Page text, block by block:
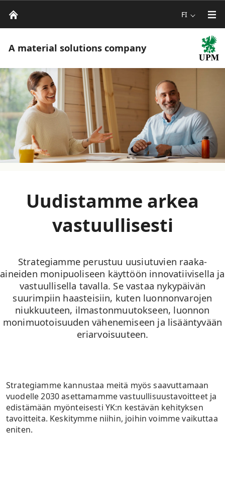
FI
A material solutions company
Uudistamme arkea
vastuullisesti
Strategiamme perustuu uusiutuvien raaka-
aineiden monipuoliseen käyttöön innovatiivisella ja
vastuullisella tavalla. Se vastaa nykypäivän
suurimpiin haasteisiin, kuten luonnonvarojen
niukkuuteen, ilmastonmuutokseen, luonnon
monimuotoisuuden vähenemiseen ja lisääntyvään
eriarvoisuuteen.
Strategiamme kannustaa meitä myös saavuttamaan
vuodelle 2030 asettamamme vastuullisuustavoitteet ja
edistämään myönteisesti YK:n kestävän kehityksen
tavoitteita. Keskitymme niihin, joihin voimme vaikuttaa
eniten.